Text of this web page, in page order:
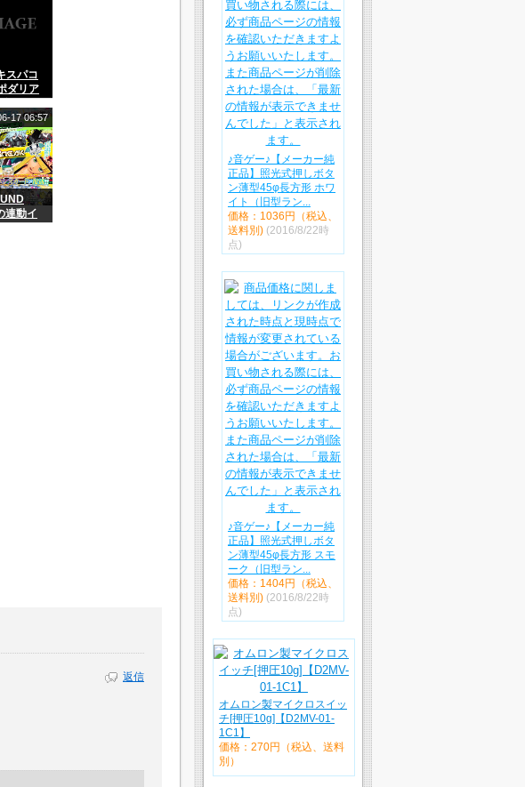
スパコ
ダリア
リアが
？
連動イ
！ボル
17 06:57
返信
♪音ゲー♪【メーカー純
正品】照光式押しボタ
ン薄型45φ長方形 ホワ
イト（旧型ラン...
価格：1036円（税込、
送料別) (2016/8/22時
点)
♪音ゲー♪【メーカー純
正品】照光式押しボタ
ン薄型45φ長方形 スモ
ーク（旧型ラン...
価格：1404円（税込、
送料別) (2016/8/22時
点)
オムロン製マイクロスイッ
チ[押圧10g]【D2MV-01-
1C1】
価格：270円（税込、送料
別）